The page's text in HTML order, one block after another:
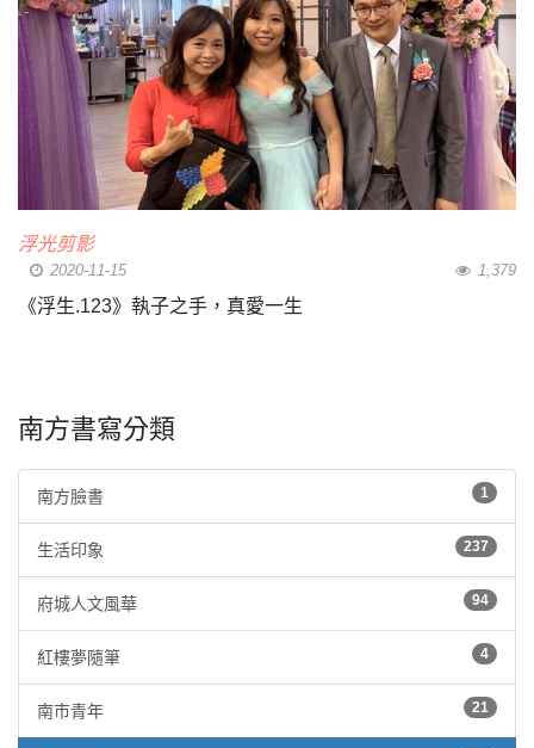
浮光剪影
2020-11-15 1,379
《浮生.123》執子之手，真愛一生
南方書寫分類
南方臉書 1
生活印象 237
府城人文風華 94
紅樓夢隨筆 4
南市青年 21